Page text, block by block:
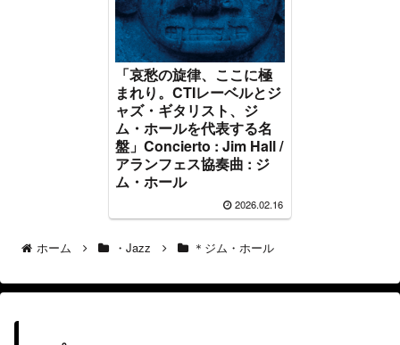
「哀愁の旋律、ここに極
まれり。CTIレーベルとジ
ャズ・ギタリスト、ジ
ム・ホールを代表する名
盤」Concierto : Jim Hall /
アランフェス協奏曲 : ジ
ム・ホール
2026.02.16
ホーム ・Jazz ＊ジム・ホール